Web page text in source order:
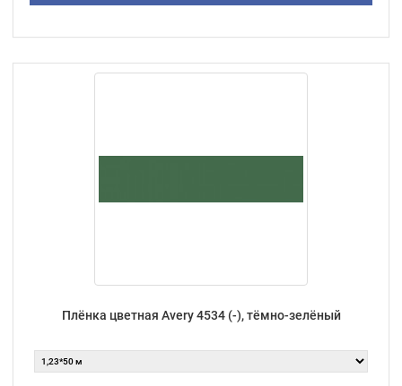
Плёнка цветная Avery 4534 (-), тёмно-зелёный